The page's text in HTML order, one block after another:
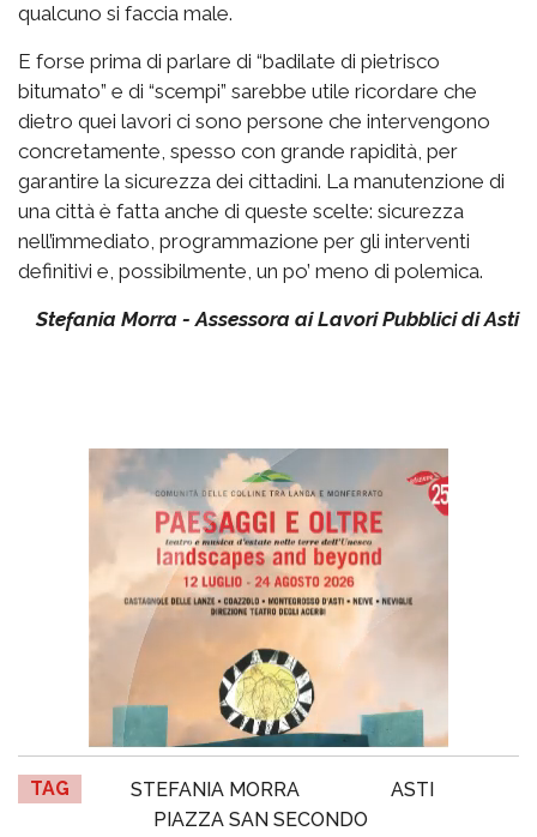
qualcuno si faccia male.
E forse prima di parlare di “badilate di pietrisco
bitumato” e di “scempi” sarebbe utile ricordare che
dietro quei lavori ci sono persone che intervengono
concretamente, spesso con grande rapidità, per
garantire la sicurezza dei cittadini. La manutenzione di
una città è fatta anche di queste scelte: sicurezza
nell’immediato, programmazione per gli interventi
definitivi e, possibilmente, un po’ meno di polemica.
Stefania Morra - Assessora ai Lavori Pubblici di Asti
TAG STEFANIA MORRA
ASTI
PIAZZA SAN SECONDO